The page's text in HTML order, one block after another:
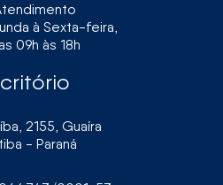
à Sexta-feira,
09h às 18h
2155, Guaíra
- Paraná